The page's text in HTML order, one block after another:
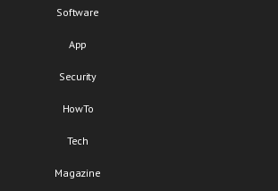
Software
App
Security
HowTo
Tech
Magazine